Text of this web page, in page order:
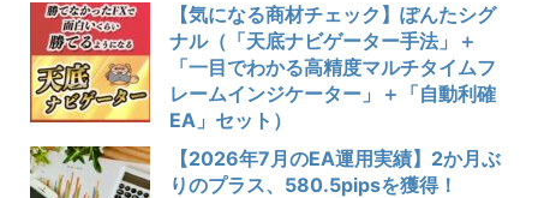
【気になる商材チェック】ぽんたシグ
ナル（「天底ナビゲーター手法」＋
「一目でわかる高精度マルチタイムフ
レームインジケーター」＋「自動利確
EA」セット）
【2026年7月のEA運用実績】2か月ぶ
りのプラス、580.5pipsを獲得！